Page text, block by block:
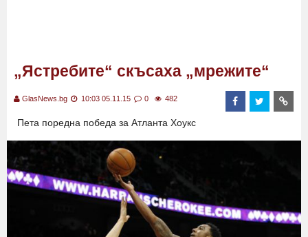
„Ястребите“ скъсаха „мрежите“
GlasNews.bg 10:03 05.11.15 0 482
Пета поредна победа за Атланта Хоукс